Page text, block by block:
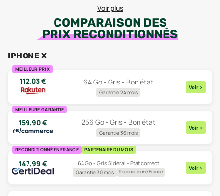
Voir plus
COMPARAISON DES
PRIX RECONDITIONNÉS
IPHONE X
MEILLEUR PRIX
112,03€ 64 Go - Gris - Bon état
Garantie 24 mois
Voir >
MEILLEURE GARANTIE
159,90€ 256 Go - Gris - Bon état
Garantie 36 mois
Voir >
RECONDITIONNÉ EN FRANCE PARTENAIRE DU MOIS
147,99 € 64 Go - Gris Sideral - État correct
Garantie 30 mois Reconditionné France
Voir >